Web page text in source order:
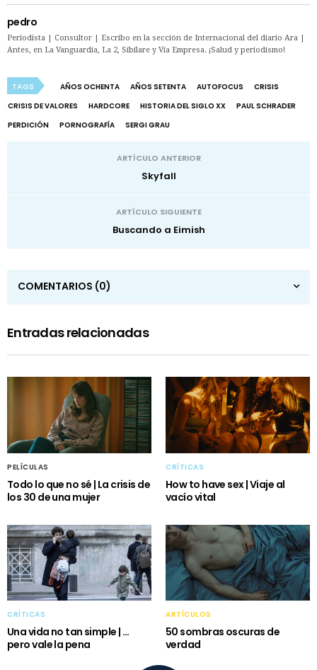
pedro
Periodista | Consultor | Escribo en la sección de Internacional del diario Ara |
Antes, en La Vanguardia, La 2, Sibilare y Vía Empresa. ¡Salud y periodismo!
TAGS AÑOS OCHENTA AÑOS SETENTA AUTOFOCUS
CRISIS
CRISIS DE VALORES
HARDCORE HISTORIA DEL SIGLO XX
PAUL SCHRADER
PERDICIÓN
PORNOGRAFÍA SERGI GRAU
ARTÍCULO ANTERIOR
Skyfall
ARTÍCULO SIGUIENTE
Buscando a Eimish
COMENTARIOS (0)
Entradas relacionadas
PELÍCULAS
Todo lo que no sé | La crisis de
los 30 de una mujer
CRÍTICAS
How to have sex | Viaje al
vacío vital
CRÍTICAS
Una vida no tan simple | …
pero vale la pena
ARTÍCULOS
50 sombras oscuras de
verdad